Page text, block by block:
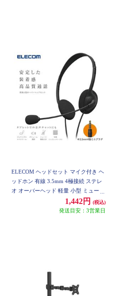
ELECOM ヘッドセット マイク付き ヘ
ッドホン 有線 3.5mm 4極接続 ステレ
オ オーバーヘッド 軽量 小型 ミュート
機能 ブラック HS-HP14STBK
1,442円 (税込)
発送目安：3営業日